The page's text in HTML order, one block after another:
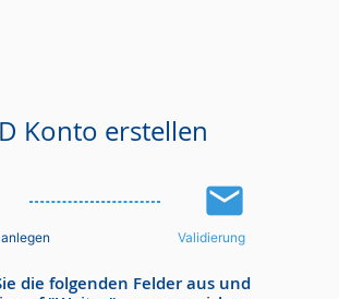
Konto erstellen
email
Validierung
die folgenden Felder aus und